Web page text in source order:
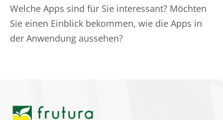
Welche Apps sind für Sie interessant? Möchten
Sie einen Einblick bekommen, wie die Apps in
der Anwendung aussehen?